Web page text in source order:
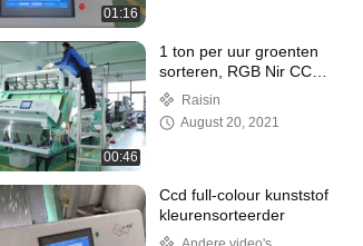
01:16
00:46
1 ton per uur groenten
sorteren, RGB Nir CCD
rozijnen sorteren
Raisin
August 20, 2021
Ccd full-colour kunststof
kleurensorteerder